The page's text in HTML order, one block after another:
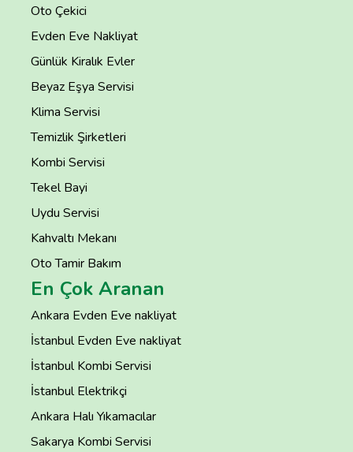
Oto Çekici
Evden Eve Nakliyat
Günlük Kiralık Evler
Beyaz Eşya Servisi
Klima Servisi
Temizlik Şirketleri
Kombi Servisi
Tekel Bayi
Uydu Servisi
Kahvaltı Mekanı
Oto Tamir Bakım
En Çok Aranan
Ankara Evden Eve nakliyat
İstanbul Evden Eve nakliyat
İstanbul Kombi Servisi
İstanbul Elektrikçi
Ankara Halı Yıkamacılar
Sakarya Kombi Servisi